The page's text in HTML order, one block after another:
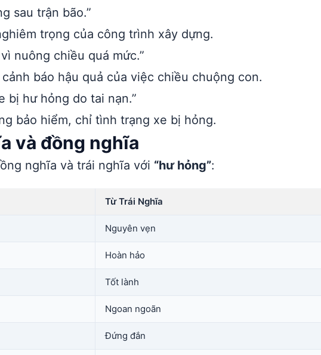
sau trận bão.”
trọng của công trình xây dựng.
nuông chiều quá mức.”
báo hậu quả của việc chiều chuộng con.
bị hư hỏng do tai nạn.”
bảo hiểm, chỉ tình trạng xe bị hỏng.
và đồng nghĩa
nghĩa và trái nghĩa với “hư hỏng”:
Từ Trái Nghĩa
Nguyên vẹn
Hoàn hảo
Tốt lành
Ngoan ngoãn
Đứng đắn